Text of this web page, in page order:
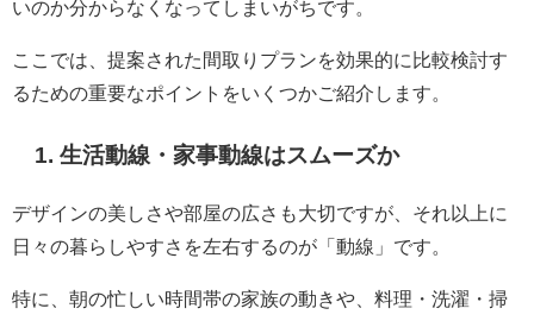
いのか分からなくなってしまいがちです。
ここでは、提案された間取りプランを効果的に比較検討す
るための重要なポイントをいくつかご紹介します。
1. 生活動線・家事動線はスムーズか
デザインの美しさや部屋の広さも大切ですが、それ以上に
日々の暮らしやすさを左右するのが「動線」です。
特に、朝の忙しい時間帯の家族の動きや、料理・洗濯・掃